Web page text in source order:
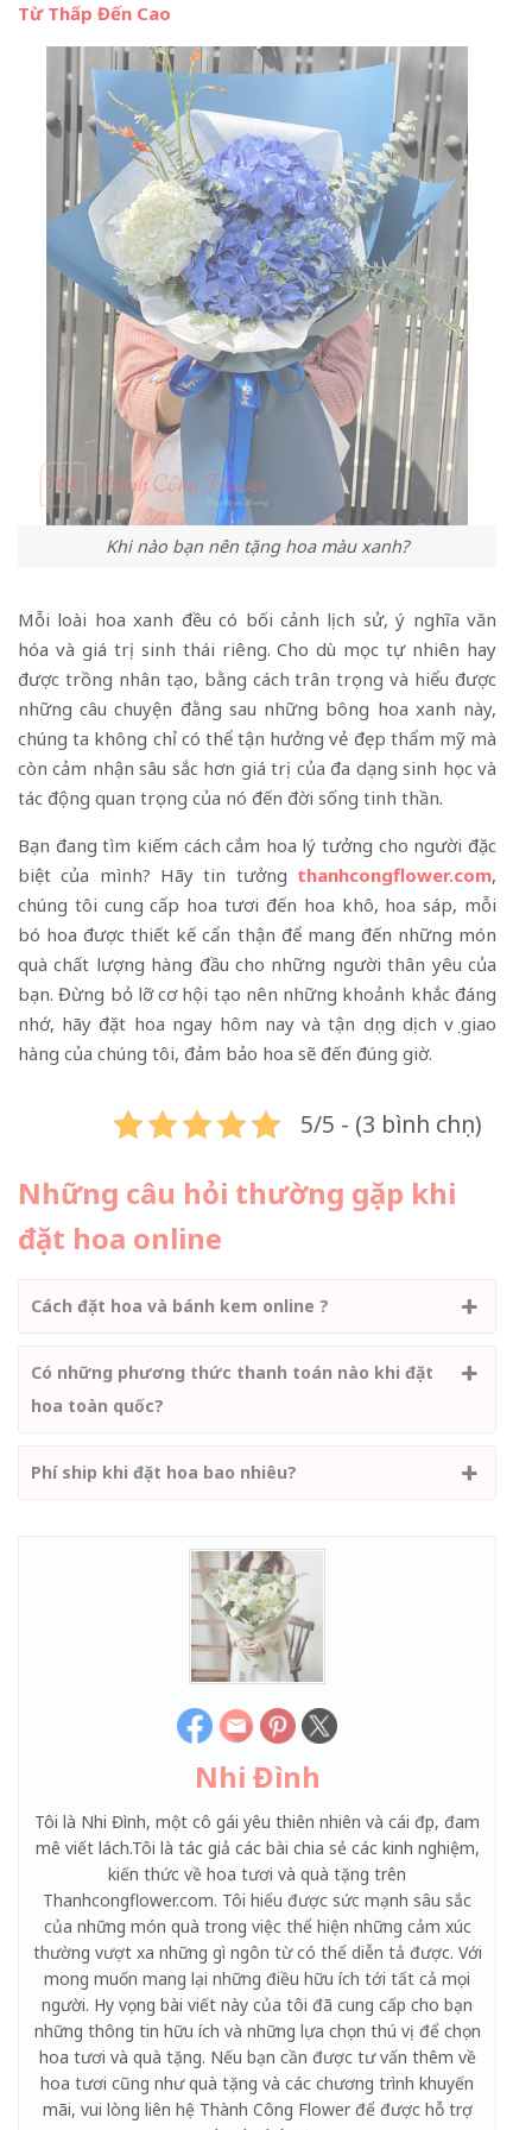
Từ Thấp Đến Cao
Khi nào bạn nên tặng hoa màu xanh?
Mỗi loài hoa xanh đều có bối cảnh lịch sử, ý nghĩa văn
hóa và giá trị sinh thái riêng. Cho dù mọc tự nhiên hay
được trồng nhân tạo, bằng cách trân trọng và hiểu được
những câu chuyện đằng sau những bông hoa xanh này,
chúng ta không chỉ có thể tận hưởng vẻ đẹp thẩm mỹ mà
còn cảm nhận sâu sắc hơn giá trị của đa dạng sinh học và
tác động quan trọng của nó đến đời sống tinh thần.
Bạn đang tìm kiếm cách cắm hoa lý tưởng cho người đặc
biệt của mình? Hãy tin tưởng thanhcongflower.com,
chúng tôi cung cấp hoa tươi đến hoa khô, hoa sáp, mỗi
bó hoa được thiết kế cẩn thận để mang đến những món
quà chất lượng hàng đầu cho những người thân yêu của
bạn. Đừng bỏ lỡ cơ hội tạo nên những khoảnh khắc đáng
nhớ, hãy đặt hoa ngay hôm nay và tận dụng dịch vụ giao
hàng của chúng tôi, đảm bảo hoa sẽ đến đúng giờ.
5/5 - (3 bình chọn)
Những câu hỏi thường gặp khi
đặt hoa online
Cách đặt hoa và bánh kem online ?
Có những phương thức thanh toán nào khi đặt
hoa toàn quốc?
Phí ship khi đặt hoa bao nhiêu?
Nhi Đình
Tôi là Nhi Đình, một cô gái yêu thiên nhiên và cái đẹp, đam
mê viết lách.Tôi là tác giả các bài chia sẻ các kinh nghiệm,
kiến thức về hoa tươi và quà tặng trên
Thanhcongflower.com. Tôi hiểu được sức mạnh sâu sắc
của những món quà trong việc thể hiện những cảm xúc
thường vượt xa những gì ngôn từ có thể diễn tả được. Với
mong muốn mang lại những điều hữu ích tới tất cả mọi
người. Hy vọng bài viết này của tôi đã cung cấp cho bạn
những thông tin hữu ích và những lựa chọn thú vị để chọn
hoa tươi và quà tặng. Nếu bạn cần được tư vấn thêm về
hoa tươi cũng như quà tặng và các chương trình khuyến
mãi, vui lòng liên hệ Thành Công Flower để được hỗ trợ